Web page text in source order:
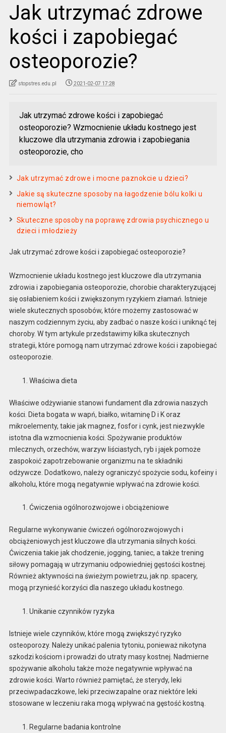
Jak utrzymać zdrowe
kości i zapobiegać
osteoporozie?
stopstres.edu.pl 2021-02-07 17:28
Jak utrzymać zdrowe kości i zapobiegać
osteoporozie? Wzmocnienie układu kostnego jest
kluczowe dla utrzymania zdrowia i zapobiegania
osteoporozie, cho
Jak utrzymać zdrowe i mocne paznokcie u dzieci?
Jakie są skuteczne sposoby na łagodzenie bólu kolki u
niemowląt?
Skuteczne sposoby na poprawę zdrowia psychicznego u
dzieci i młodzieży
Jak utrzymać zdrowe kości i zapobiegać osteoporozie?
Wzmocnienie układu kostnego jest kluczowe dla utrzymania
zdrowia i zapobiegania osteoporozie, chorobie charakteryzującej
się osłabieniem kości i zwiększonym ryzykiem złamań. Istnieje
wiele skutecznych sposobów, które możemy zastosować w
naszym codziennym życiu, aby zadbać o nasze kości i uniknąć tej
choroby. W tym artykule przedstawimy kilka skutecznych
strategii, które pomogą nam utrzymać zdrowe kości i zapobiegać
osteoporozie.
Właściwa dieta
Właściwe odżywianie stanowi fundament dla zdrowia naszych
kości. Dieta bogata w wapń, białko, witaminę D i K oraz
mikroelementy, takie jak magnez, fosfor i cynk, jest niezwykle
istotna dla wzmocnienia kości. Spożywanie produktów
mlecznych, orzechów, warzyw liściastych, ryb i jajek pomoże
zaspokoić zapotrzebowanie organizmu na te składniki
odżywcze. Dodatkowo, należy ograniczyć spożycie sodu, kofeiny i
alkoholu, które mogą negatywnie wpływać na zdrowie kości.
Ćwiczenia ogólnorozwojowe i obciążeniowe
Regularne wykonywanie ćwiczeń ogólnorozwojowych i
obciążeniowych jest kluczowe dla utrzymania silnych kości.
Ćwiczenia takie jak chodzenie, jogging, taniec, a także trening
siłowy pomagają w utrzymaniu odpowiedniej gęstości kostnej.
Również aktywności na świeżym powietrzu, jak np. spacery,
mogą przynieść korzyści dla naszego układu kostnego.
Unikanie czynników ryzyka
Istnieje wiele czynników, które mogą zwiększyć ryzyko
osteoporozy. Należy unikać palenia tytoniu, ponieważ nikotyna
szkodzi kościom i prowadzi do utraty masy kostnej. Nadmierne
spożywanie alkoholu także może negatywnie wpływać na
zdrowie kości. Warto również pamiętać, że sterydy, leki
przeciwpadaczkowe, leki przeciwzapalne oraz niektóre leki
stosowane w leczeniu raka mogą wpływać na gęstość kostną.
Regularne badania kontrolne